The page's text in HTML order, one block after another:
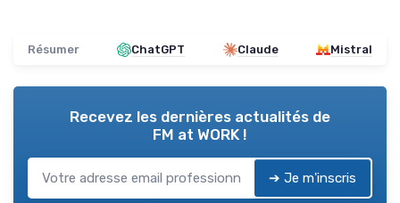
Résumer ChatGPT Claude Mistral
Recevez les dernières actualités de
FM at WORK !
➔ Je m'inscris